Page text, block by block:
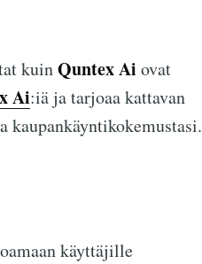
kuinQuntex Ai ovat
Ai:iä ja tarjoaa kattavan
kaupankäyntikokemustasi.
käyttäjille